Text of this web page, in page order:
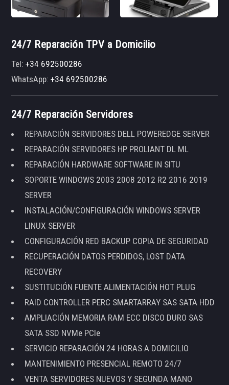
24/7 Reparación TPV a Domicilio
Tel:+34 692500286
WhatsApp:+34 692500286
24/7 Reparación Servidores
REPARACIÓN SERVIDORES DELL POWEREDGE SERVER
REPARACIÓN SERVIDORES HP PROLIANT DL ML
REPARACIÓN HARDWARE SOFTWARE IN SITU
SOPORTE WINDOWS 2003 2008 2012 R2 2016 2019
SERVER
INSTALACIÓN/CONFIGURACIÓN WINDOWS SERVER
LINUX SERVER
CONFIGURACIÓN RED BACKUP COPIA DE SEGURIDAD
RECUPERACIÓN DATOS PERDIDOS, LOST DATA
RECOVERY
SUSTITUCIÓN FUENTE ALIMENTACIÓN HOT PLUG
RAID CONTROLLER PERC SMARTARRAY SAS SATA HDD
AMPLIACIÓN MEMORIA RAM ECC DISCO DURO SAS
SATA SSD NVMe PCIe
SERVICIO REPARACIÓN 24 HORAS A DOMICILIO
MANTENIMIENTO PRESENCIAL REMOTO 24/7
VENTA SERVIDORES NUEVOS Y SEGUNDA MANO